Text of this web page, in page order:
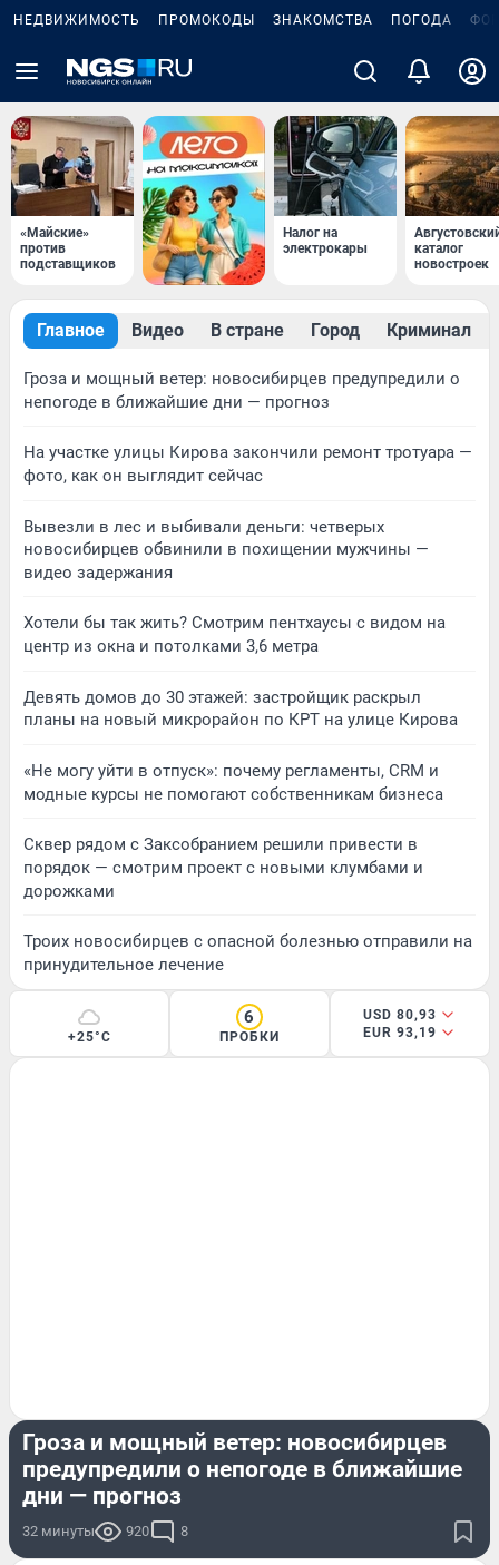
НЕДВИЖИМОСТЬ ПРОМОКОДЫ ЗНАКОМСТВА ПОГОДА
«Майские»
против
подставщиков
Налог на
электрокары
каталог
новостроек
Главное Видео В стране Город Криминал
Гроза и мощный ветер: новосибирцев предупредили о
непогоде в ближайшие дни — прогноз
На участке улицы Кирова закончили ремонт тротуара —
фото, как он выглядит сейчас
Вывезли в лес и выбивали деньги: четверых
новосибирцев обвинили в похищении мужчины —
видео задержания
Хотели бы так жить? Смотрим пентхаусы с видом на
центр из окна и потолками 3,6 метра
Девять домов до 30 этажей: застройщик раскрыл
планы на новый микрорайон по КРТ на улице Кирова
«Не могу уйти в отпуск»: почему регламенты, CRM и
модные курсы не помогают собственникам бизнеса
Сквер рядом с Заксобранием решили привести в
порядок — смотрим проект с новыми клумбами и
дорожками
Троих новосибирцев с опасной болезнью отправили на
принудительное лечение
+25°C
6
ПРОБКИ
USD 80,93
EUR 93,19
Гроза и мощный ветер: новосибирцев
предупредили о непогоде в ближайшие
дни — прогноз
32 минуты 920 8